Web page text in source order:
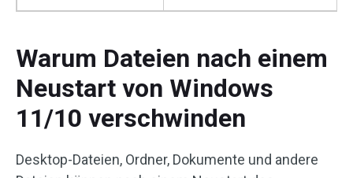
Warum Dateien nach einem
Neustart von Windows
11/10 verschwinden
Desktop-Dateien, Ordner, Dokumente und andere